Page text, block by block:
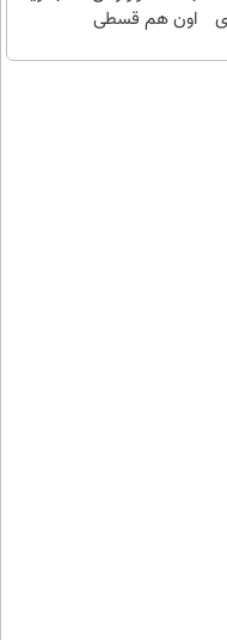
اون هم قسطی